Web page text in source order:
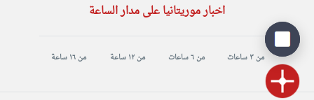
اخبار موريتانيا على مدار الساعة
من ٣ ساعات من ٦ ساعات من ١٢ ساعة من ١٦ ساعة